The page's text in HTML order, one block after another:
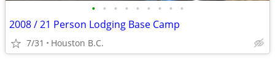
• • • • • • • • •
2008 / 21 Person Lodging Base Camp
7/31 Houston B.C.